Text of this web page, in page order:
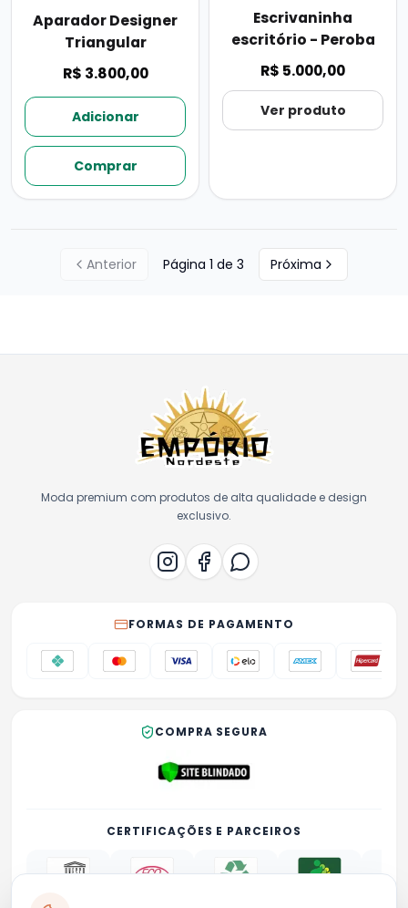
Aparador Designer
Triangular
R$ 3.800,00
Adicionar
Comprar
Escrivaninha
escritório - Peroba
R$ 5.000,00
Ver produto
Anterior Página 1 de 3 Próxima
Moda premium com produtos de alta qualidade e design
exclusivo.
FORMAS DE PAGAMENTO
COMPRA SEGURA
CERTIFICAÇÕES E PARCEIROS